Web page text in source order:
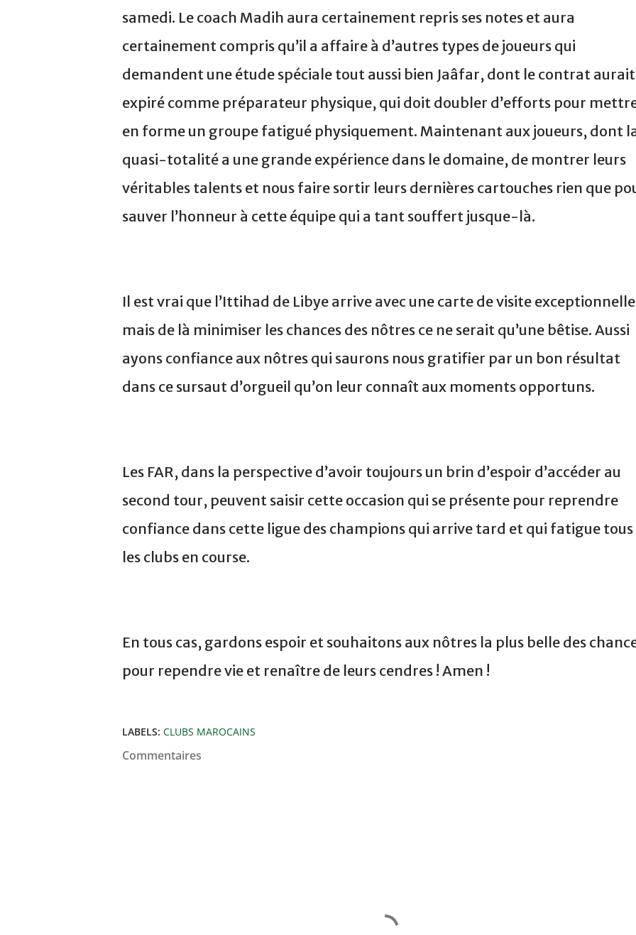
samedi. Le coach Madih aura certainement repris ses notes et aura
certainement compris qu’il a affaire à d’autres types de joueurs qui
demandent une étude spéciale tout aussi bien Jaâfar, dont le contrat aurait
expiré comme préparateur physique, qui doit doubler d’efforts pour
en forme un groupe fatigué physiquement. Maintenant aux joueurs, dont
quasi-totalité a une grande expérience dans le domaine, de montrer leurs
véritables talents et nous faire sortir leurs dernières cartouches rien que
sauver l’honneur à cette équipe qui a tant souffert jusque-là.
Il est vrai que l’Ittihad de Libye arrive avec une carte de visite exceptionnelle
mais de là minimiser les chances des nôtres ce ne serait qu’une bêtise. Aussi
ayons confiance aux nôtres qui saurons nous gratifier par un bon résultat
dans ce sursaut d’orgueil qu’on leur connaît aux moments opportuns.
Les FAR, dans la perspective d’avoir toujours un brin d’espoir d’accéder au
second tour, peuvent saisir cette occasion qui se présente pour reprendre
confiance dans cette ligue des champions qui arrive tard et qui fatigue tous
les clubs en course.
En tous cas, gardons espoir et souhaitons aux nôtres la plus belle des
pour rependre vie et renaître de leurs cendres ! Amen !
LABELS: CLUBS MAROCAINS
Commentaires